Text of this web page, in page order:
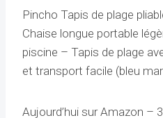
Pincho Tapis de plage
Chaise longue portable
piscine – Tapis de plage
et transport facile (bleu
Aujourd’hui sur Amazon –